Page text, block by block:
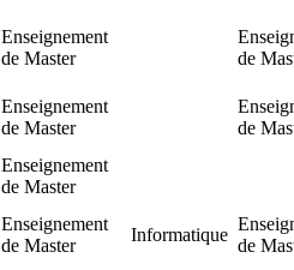
Enseignement
de Master
de
Enseignement
de Master
de
Enseignement
de Master
Enseignement
de Master
Informatique
de